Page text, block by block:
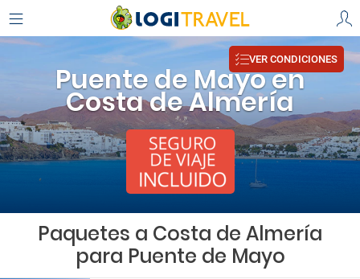
Puente de Mayo en
Costa de Almería
VER CONDICIONES
Paquetes a Costa de Almería
para Puente de Mayo